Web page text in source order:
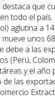
que
todo el
aglutina a
unos
debe a las
(Perú,
y el
las